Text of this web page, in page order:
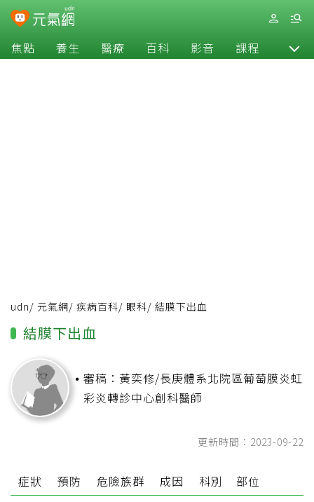
焦點 養生 醫療 百科 影音 課程 退休
udn/ 元氣網/ 疾病百科/ 眼科/ 結膜下出血
結膜下出血
審稿：黃奕修/長庚體系北院區葡萄膜炎虹
彩炎轉診中心創科醫師
更新時間：2023-09-22
症狀 預防 危險族群 成因 科別 部位